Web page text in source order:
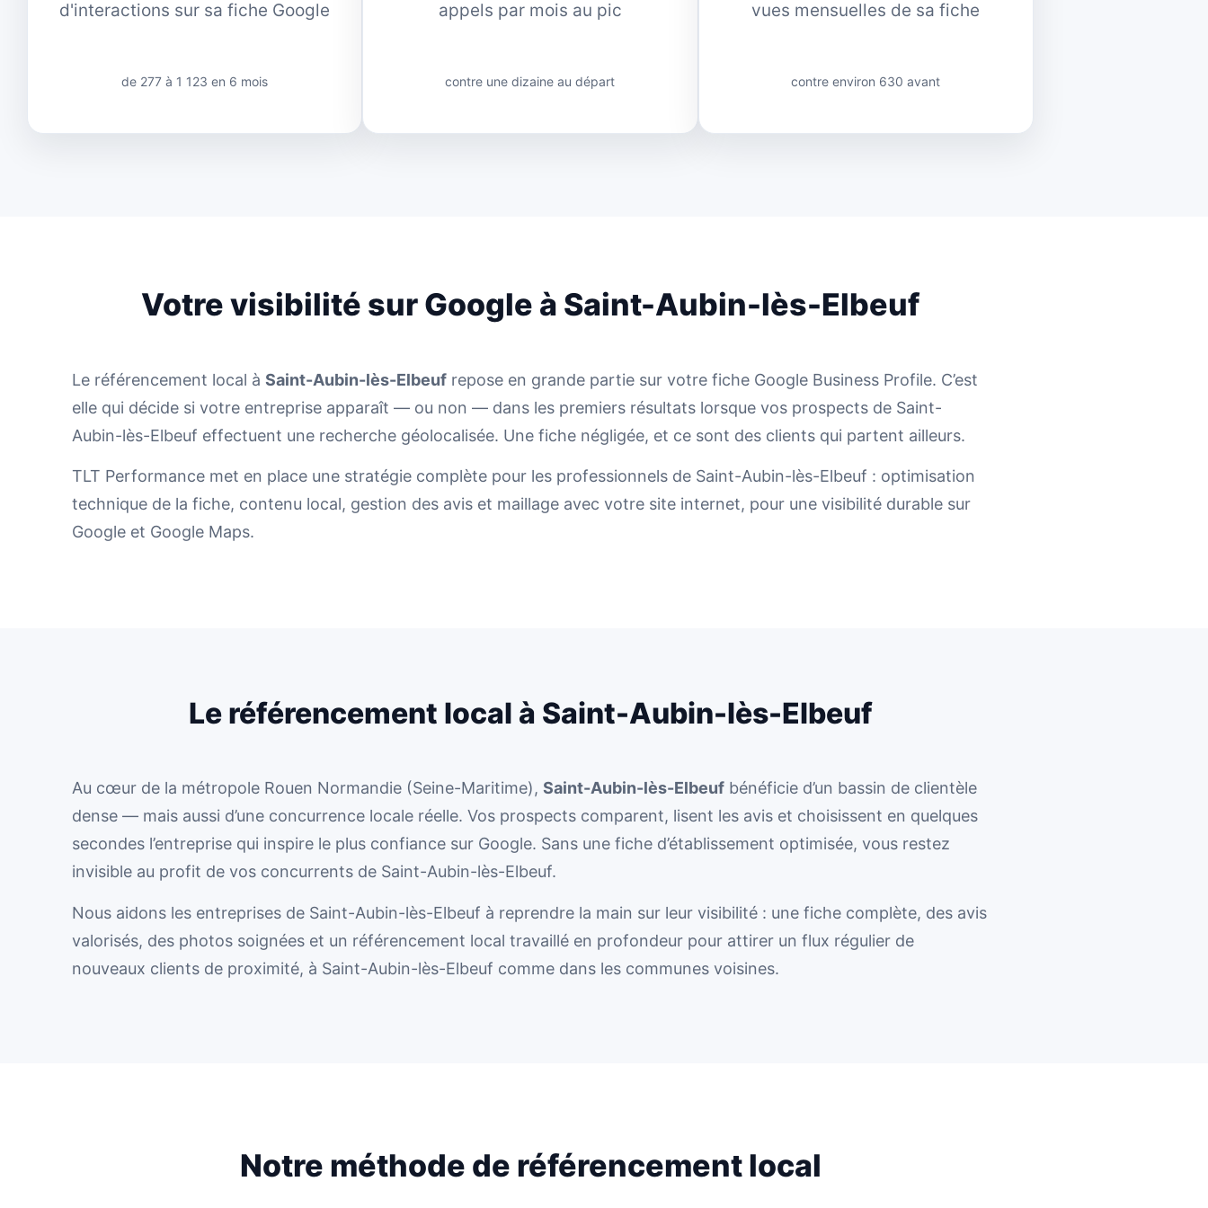
d'interactions sur sa fiche Google
de 277 à 1 123 en 6 mois
appels par mois au pic
contre une dizaine au départ
vues mensuelles de sa fiche
contre environ 630 avant
Votre visibilité sur Google à Saint-Aubin-lès-Elbeuf
Le référencement local à Saint-Aubin-lès-Elbeuf repose en grande partie sur votre fiche Google Business Profile. C’est
elle qui décide si votre entreprise apparaît — ou non — dans les premiers résultats lorsque vos prospects de Saint-
Aubin-lès-Elbeuf effectuent une recherche géolocalisée. Une fiche négligée, et ce sont des clients qui partent ailleurs.
TLT Performance met en place une stratégie complète pour les professionnels de Saint-Aubin-lès-Elbeuf : optimisation
technique de la fiche, contenu local, gestion des avis et maillage avec votre site internet, pour une visibilité durable sur
Google et Google Maps.
Le référencement local à Saint-Aubin-lès-Elbeuf
Au cœur de la métropole Rouen Normandie (Seine-Maritime), Saint-Aubin-lès-Elbeuf bénéficie d’un bassin de clientèle
dense — mais aussi d’une concurrence locale réelle. Vos prospects comparent, lisent les avis et choisissent en quelques
secondes l’entreprise qui inspire le plus confiance sur Google. Sans une fiche d’établissement optimisée, vous restez
invisible au profit de vos concurrents de Saint-Aubin-lès-Elbeuf.
Nous aidons les entreprises de Saint-Aubin-lès-Elbeuf à reprendre la main sur leur visibilité : une fiche complète, des avis
valorisés, des photos soignées et un référencement local travaillé en profondeur pour attirer un flux régulier de
nouveaux clients de proximité, à Saint-Aubin-lès-Elbeuf comme dans les communes voisines.
Notre méthode de référencement local